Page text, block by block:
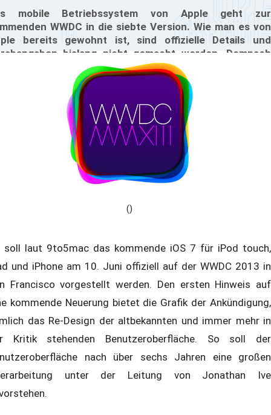
mobile Betriebssystem von Apple geht zur
WWDC in die siebte Version. Wie man es von
bereits gewohnt ist, sind offizielle Details und
bislang nicht gemacht worden. Demnach
auch oft Gerüchte gestreut und Vermutungen zu
Features gemacht.
()
soll laut 9to5mac das kommende iOS 7 für iPod touch,
und iPhone am 10. Juni offiziell auf der WWDC 2013 in
Francisco vorgestellt werden. Den ersten Hinweis auf
kommende Neuerung bietet die Grafik der Ankündigung,
das Re-Design der altbekannten und immer mehr in
Kritik stehenden Benutzeroberfläche. So soll der
nach über sechs Jahren eine großen
unter der Leitung von Jonathan Ive